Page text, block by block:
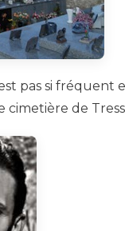
pas si fréquent
de